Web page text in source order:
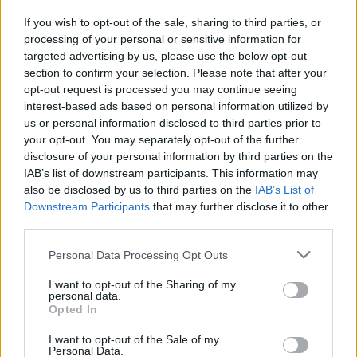
If you wish to opt-out of the sale, sharing to third parties, or
processing of your personal or sensitive information for
targeted advertising by us, please use the below opt-out
section to confirm your selection. Please note that after your
opt-out request is processed you may continue seeing
interest-based ads based on personal information utilized by
us or personal information disclosed to third parties prior to
your opt-out. You may separately opt-out of the further
disclosure of your personal information by third parties on the
IAB’s list of downstream participants. This information may
also be disclosed by us to third parties on the IAB’s List of
Downstream Participants that may further disclose it to other
Please note that this website/app uses one or more Google
not limited to your visit or usage behaviour. You may click to
grant or deny consent to Google and its third-party tags to
use your data for below specified purposes in below Google
consent section.
Personal Data Processing Opt Outs
I want to opt-out of the Sharing of my
personal data.
Opted In
I want to opt-out of the Sale of my
Personal Data.
SMASH by Meló-Diák: Homok, zene és a nyár legjobb
hangulata – Jön a második forduló! (X)
Július végén folytatódik a balatoni strandröplabda-
sorozat.
#zsivány egyes #gareth edwards